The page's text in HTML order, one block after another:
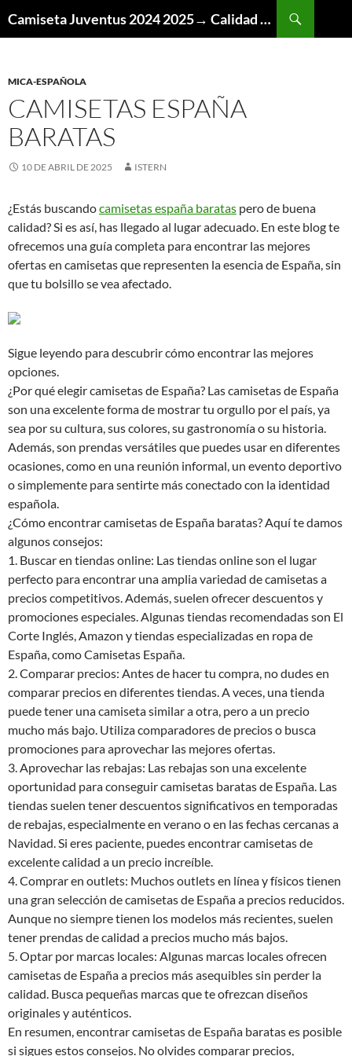
Camiseta Juventus 2024 2025→ Calidad Thai AAA
MICA-ESPAÑOLA
CAMISETAS ESPAÑA
BARATAS
10 DE ABRIL DE 2025 ISTERN
¿Estás buscandocamisetas españa baratas pero de buena
calidad? Si es así, has llegado al lugar adecuado. En este blog te
ofrecemos una guía completa para encontrar las mejores
ofertas en camisetas que representen la esencia de España, sin
que tu bolsillo se vea afectado.
Sigue leyendo para descubrir cómo encontrar las mejores
opciones.
¿Por qué elegir camisetas de España? Las camisetas de España
son una excelente forma de mostrar tu orgullo por el país, ya
sea por su cultura, sus colores, su gastronomía o su historia.
Además, son prendas versátiles que puedes usar en diferentes
ocasiones, como en una reunión informal, un evento deportivo
o simplemente para sentirte más conectado con la identidad
española.
¿Cómo encontrar camisetas de España baratas? Aquí te damos
algunos consejos:
1. Buscar en tiendas online: Las tiendas online son el lugar
perfecto para encontrar una amplia variedad de camisetas a
precios competitivos. Además, suelen ofrecer descuentos y
promociones especiales. Algunas tiendas recomendadas son El
Corte Inglés, Amazon y tiendas especializadas en ropa de
España, como Camisetas España.
2. Comparar precios: Antes de hacer tu compra, no dudes en
comparar precios en diferentes tiendas. A veces, una tienda
puede tener una camiseta similar a otra, pero a un precio
mucho más bajo. Utiliza comparadores de precios o busca
promociones para aprovechar las mejores ofertas.
3. Aprovechar las rebajas: Las rebajas son una excelente
oportunidad para conseguir camisetas baratas de España. Las
tiendas suelen tener descuentos significativos en temporadas
de rebajas, especialmente en verano o en las fechas cercanas a
Navidad. Si eres paciente, puedes encontrar camisetas de
excelente calidad a un precio increíble.
4. Comprar en outlets: Muchos outlets en línea y físicos tienen
una gran selección de camisetas de España a precios reducidos.
Aunque no siempre tienen los modelos más recientes, suelen
tener prendas de calidad a precios mucho más bajos.
5. Optar por marcas locales: Algunas marcas locales ofrecen
camisetas de España a precios más asequibles sin perder la
calidad. Busca pequeñas marcas que te ofrezcan diseños
originales y auténticos.
En resumen, encontrar camisetas de España baratas es posible
si sigues estos consejos. No olvides comparar precios,